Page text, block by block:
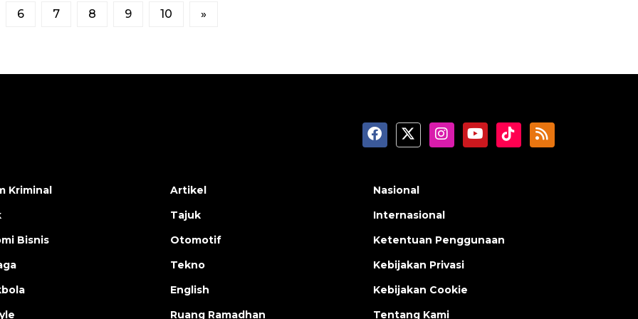
6 7 8 9 10 »
Kriminal
Bisnis
Artikel
Tajuk
Otomotif
Tekno
English
Ruang Ramadhan
Nasional
Internasional
Ketentuan Penggunaan
Kebijakan Privasi
Kebijakan Cookie
Tentang Kami